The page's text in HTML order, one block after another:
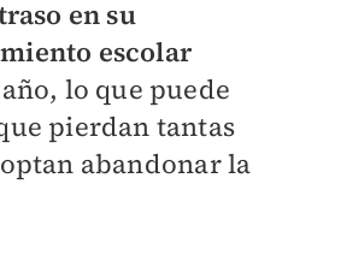
en su
escolar
lo que puede
pierdan tantas
abandonar la